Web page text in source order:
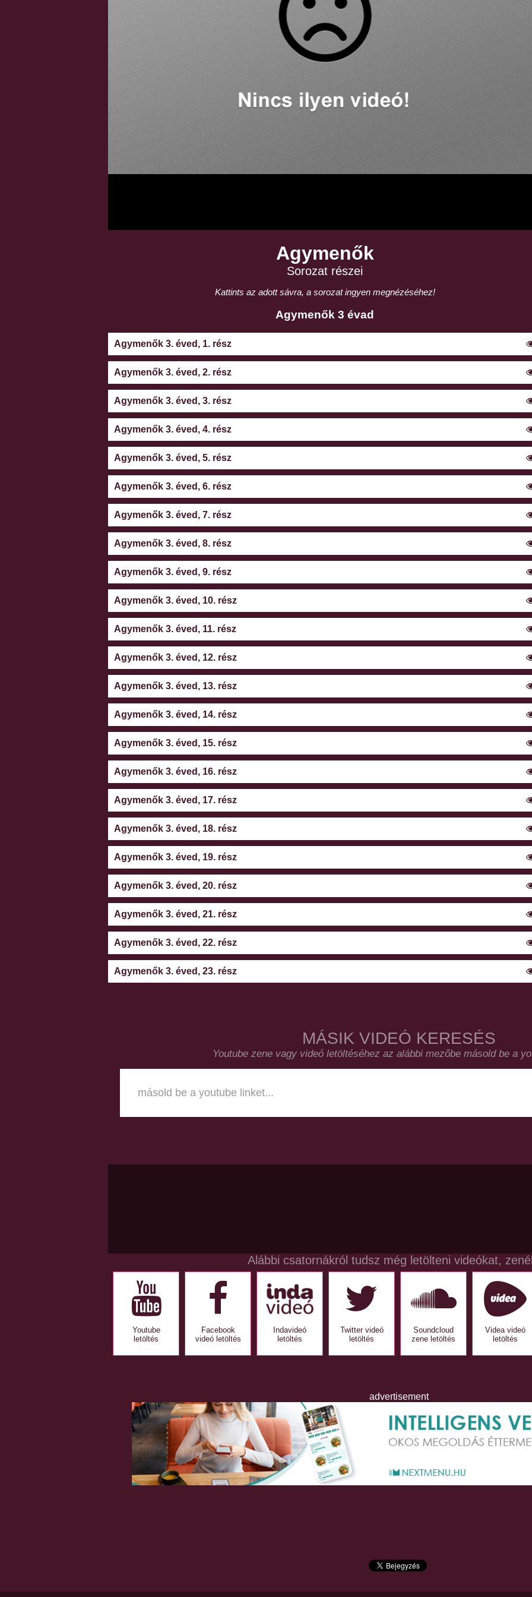
Agymenők
Sorozat részei
Kattints az adott sávra, a sorozat ingyen megnézéséhez!
Agymenők 3 évad
Agymenők 3. éved, 1. rész
Agymenők 3. éved, 2. rész
Agymenők 3. éved, 3. rész
Agymenők 3. éved, 4. rész
Agymenők 3. éved, 5. rész
Agymenők 3. éved, 6. rész
Agymenők 3. éved, 7. rész
Agymenők 3. éved, 8. rész
Agymenők 3. éved, 9. rész
Agymenők 3. éved, 10. rész
Agymenők 3. éved, 11. rész
Agymenők 3. éved, 12. rész
Agymenők 3. éved, 13. rész
Agymenők 3. éved, 14. rész
Agymenők 3. éved, 15. rész
Agymenők 3. éved, 16. rész
Agymenők 3. éved, 17. rész
Agymenők 3. éved, 18. rész
Agymenők 3. éved, 19. rész
Agymenők 3. éved, 20. rész
Agymenők 3. éved, 21. rész
Agymenők 3. éved, 22. rész
Agymenők 3. éved, 23. rész
MÁSIK VIDEÓ KERESÉS
Youtube zene vagy videó letöltéséhez az alábbi mezőbe másold be a
Alábbi csatornákról tudsz még letölteni videókat,
Youtube
letöltés
Facebook
videó letöltés
Indavideó
letöltés
Twitter videó
letöltés
Soundcloud
zene letöltés
Videa videó
letöltés
advertisement